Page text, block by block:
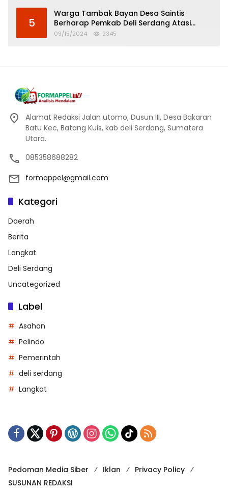
5
Warga Tambak Bayan Desa Saintis
Berharap Pemkab Deli Serdang Atasi
Banjir
09/15/2024 2345
Alamat Redaksi Jalan utomo, Dusun III, Desa Bakaran
Batu Kec, Batang Kuis, kab deli Serdang, Sumatera
Utara.
085358688282
formappel@gmail.com
Kategori
Daerah
Berita
Langkat
Deli Serdang
Uncategorized
Label
Asahan
Pelindo
Pemerintah
deli serdang
Langkat
Pedoman Media Siber Iklan
Privacy Policy
SUSUNAN REDAKSI